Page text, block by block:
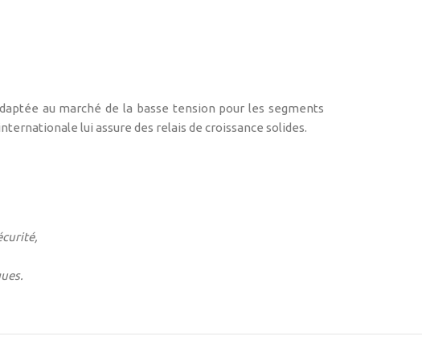
au marché de la basse tension pour les segments
lui assure des relais de croissance solides.